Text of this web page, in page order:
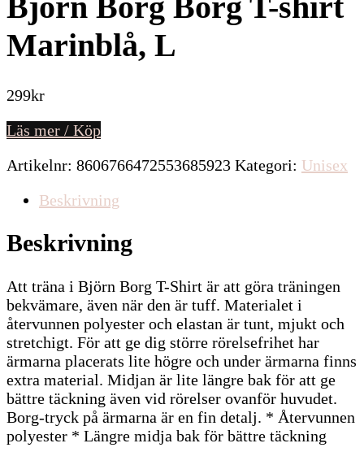
Marinblå, L
299kr
Läs mer / Köp
Artikelnr: 8606766472553685923 Kategori: Unisex
Beskrivning
Beskrivning
Att träna i Björn Borg T-Shirt är att göra träningen
bekvämare, även när den är tuff. Materialet i
återvunnen polyester och elastan är tunt, mjukt och
stretchigt. För att ge dig större rörelsefrihet har
ärmarna placerats lite högre och under ärmarna finns
extra material. Midjan är lite längre bak för att ge
bättre täckning även vid rörelser ovanför huvudet.
Borg-tryck på ärmarna är en fin detalj. * Återvunnen
polyester * Längre midja bak för bättre täckning